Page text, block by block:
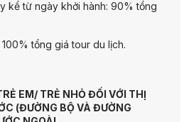
kể từ ngày khởi hành: 90% tổng
tổng giá tour du lịch.
EM/ TRẺ NHỎ ĐỐI VỚI THỊ
(ĐƯỜNG BỘ VÀ ĐƯỜNG